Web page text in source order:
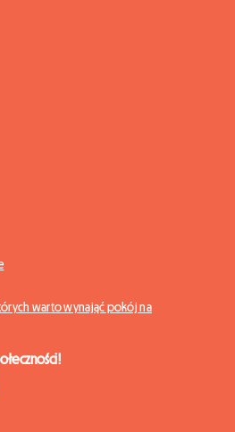
warto wynająć pokój na